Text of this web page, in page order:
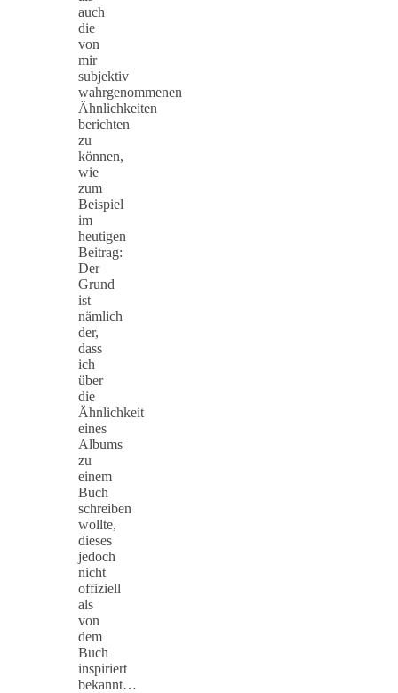
auch
die
von
mir
subjektiv
wahrgenommenen
Ähnlichkeiten
berichten
zu
können,
wie
zum
Beispiel
im
heutigen
Beitrag:
Der
Grund
ist
nämlich
der,
dass
ich
über
die
Ähnlichkeit
eines
Albums
zu
einem
Buch
schreiben
wollte,
dieses
jedoch
nicht
offiziell
als
von
dem
Buch
inspiriert
bekannt…